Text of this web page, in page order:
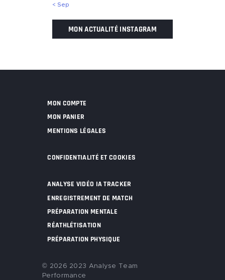
« Sep
MON ACTUALITÉ INSTAGRAM
MON COMPTE
MON PANIER
MENTIONS LÉGALES
CONFIDENTIALITÉ ET COOKIES
ANALYSE VIDÉO IA TRACKER
ENREGISTREMENT DE MATCH
PRÉPARATION MENTALE
RÉATHLÉTISATION
PRÉPARATION PHYSIQUE
© 2026 2023 Analyse Team
Performance